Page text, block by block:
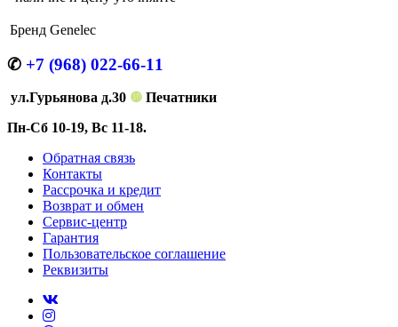
Бренд Genelec
✆ +7 (968) 022-66-11
ул.Гурьянова д.30 ❿ Печатники
Пн-Сб 10-19, Вс 11-18.
Обратная связь
Контакты
Рассрочка и кредит
Возврат и обмен
Сервис-центр
Гарантия
Пользовательское соглашение
Реквизиты